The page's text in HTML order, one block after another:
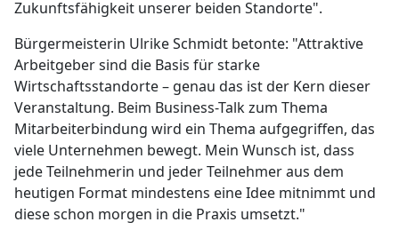
Zukunftsfähigkeit unserer beiden Standorte".
Bürgermeisterin Ulrike Schmidt betonte: "Attraktive
Arbeitgeber sind die Basis für starke
Wirtschaftsstandorte – genau das ist der Kern dieser
Veranstaltung. Beim Business-Talk zum Thema
Mitarbeiterbindung wird ein Thema aufgegriffen, das
viele Unternehmen bewegt. Mein Wunsch ist, dass
jede Teilnehmerin und jeder Teilnehmer aus dem
heutigen Format mindestens eine Idee mitnimmt und
diese schon morgen in die Praxis umsetzt."